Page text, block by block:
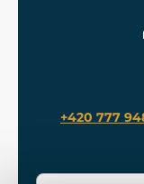
Meče pro
+420 777